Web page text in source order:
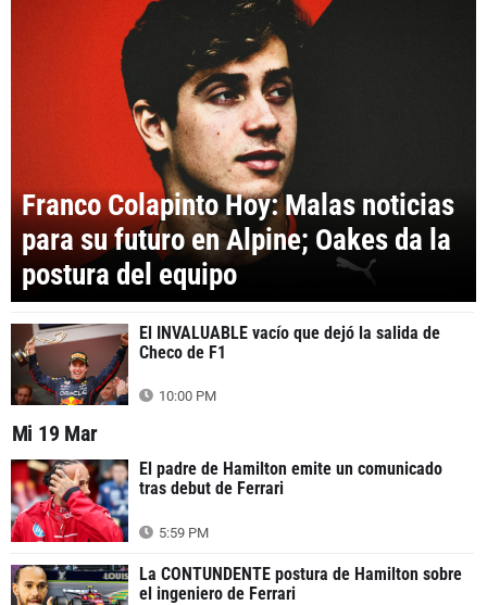
Franco Colapinto Hoy: Malas noticias
para su futuro en Alpine; Oakes da la
postura del equipo
El INVALUABLE vacío que dejó la salida de
Checo de F1
10:00 PM
Mi 19 Mar
El padre de Hamilton emite un comunicado
tras debut de Ferrari
5:59 PM
La CONTUNDENTE postura de Hamilton sobre
el ingeniero de Ferrari